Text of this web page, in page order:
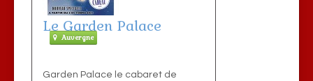
Le Garden Palace
Auvergne
Garden Palace le cabaret de